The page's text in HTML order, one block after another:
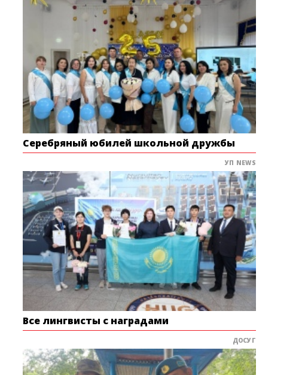
Серебряный юбилей школьной дружбы
УП NEWS
Все лингвисты с наградами
ДОСУГ